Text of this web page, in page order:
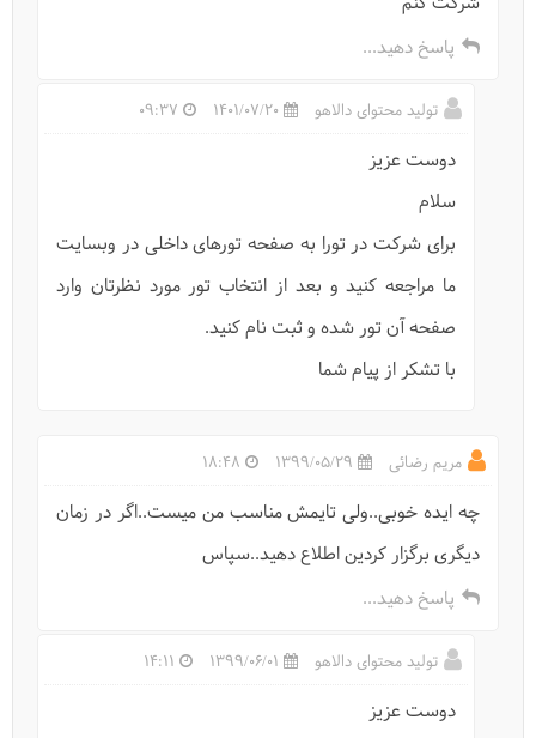
38 اثر صنایع دستی کرمان نشان مرغوبیت دریافت کرد
پاسخ دهید...
تولید محتوای دالاهو 1401/07/20
09:37
دوست عزیز
سلام
برای شرکت در تورا به صفحه تورهای داخلی در وبسایت
ما مراجعه کنید و بعد از انتخاب تور مورد نظرتان وارد
صفحه آن تور شده و ثبت نام کنید.
با تشکر از پیام شما
مریم رضائی 1399/05/29
18:48
چه ایده خوبی..ولی تایمش مناسب من میست..اگر در زمان
دیگری برگزار کردین اطلاع دهید..سپاس
پاسخ دهید...
تولید محتوای دالاهو 1399/06/01
14:11
دوست عزیز